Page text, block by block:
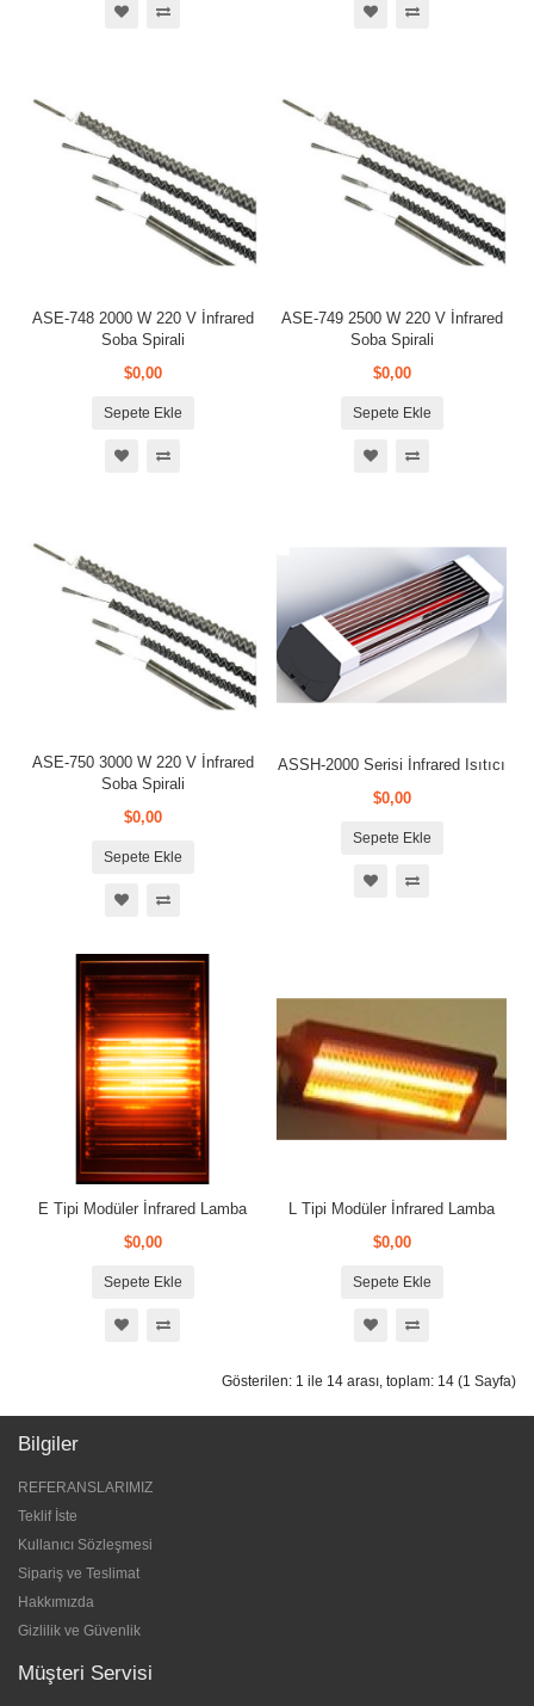
ASE-748 2000 W 220 V İnfrared
Soba Spirali
$0,00
Sepete Ekle
ASE-749 2500 W 220 V İnfrared
Soba Spirali
$0,00
Sepete Ekle
ASE-750 3000 W 220 V İnfrared
Soba Spirali
$0,00
Sepete Ekle
ASSH-2000 Serisi İnfrared Isıtıcı
$0,00
Sepete Ekle
E Tipi Modüler İnfrared Lamba
$0,00
Sepete Ekle
L Tipi Modüler İnfrared Lamba
$0,00
Sepete Ekle
Gösterilen: 1 ile 14 arası, toplam: 14 (1 Sayfa)
Bilgiler
REFERANSLARIMIZ
Teklif İste
Kullanıcı Sözleşmesi
Sipariş ve Teslimat
Hakkımızda
Gizlilik ve Güvenlik
Müşteri Servisi